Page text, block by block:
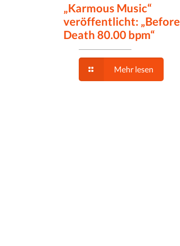
„Karmous Music“
veröffentlicht: „Before
Death 80.00 bpm“
Mehr lesen